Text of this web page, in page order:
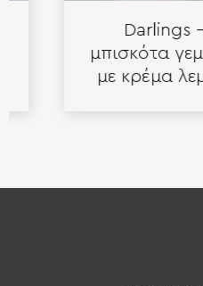
Darlings –
μπισκότα γεμιστά
με κρέμα λεμόνι